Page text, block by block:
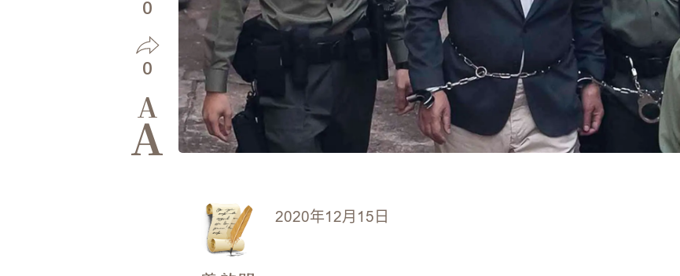
0
0
A
A
2020年12月15日